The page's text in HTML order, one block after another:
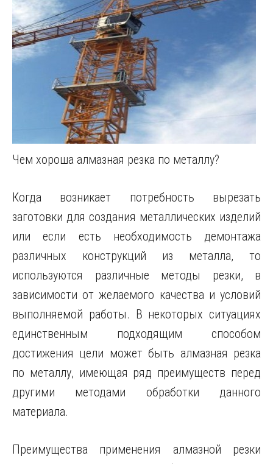
Чем хороша алмазная резка по металлу?
Когда возникает потребность вырезать
заготовки для создания металлических изделий
или если есть необходимость демонтажа
различных конструкций из металла, то
используются различные методы резки, в
зависимости от желаемого качества и условий
выполняемой работы. В некоторых ситуациях
единственным подходящим способом
достижения цели может быть алмазная резка
по металлу, имеющая ряд преимуществ перед
другими методами обработки данного
материала.
Преимущества применения алмазной резки